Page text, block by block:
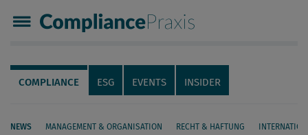
Compliance Praxis
Servicenavigation
Navigation
COMPLIANCE ESG EVENTS INSIDER
NEWS MANAGEMENT & ORGANISATION RECHT & HAFTUNG